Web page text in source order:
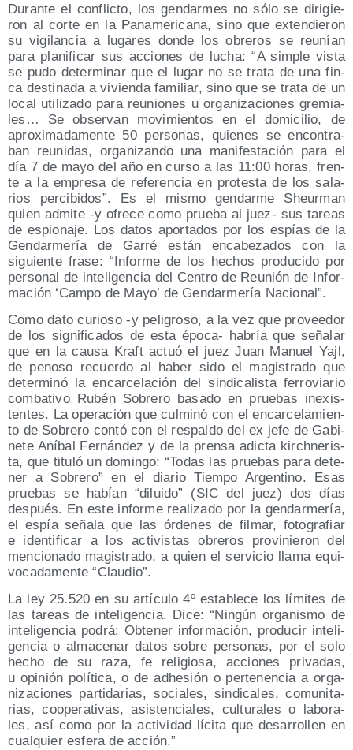
Duran­te el con­flic­to, los gen­dar­mes no sólo se diri­gie­
ron al cor­te en la Pan­ame­ri­ca­na, sino que exten­die­ron
su vigi­lan­cia a luga­res don­de los obre­ros se reu­nían
para pla­ni­fi­car sus accio­nes de lucha: “A sim­ple vis­ta
se pudo deter­mi­nar que el lugar no se tra­ta de una fin­
ca des­ti­na­da a vivien­da fami­liar, sino que se tra­ta de un
local uti­li­za­do para reunio­nes u orga­ni­za­cio­nes gre­mia­
les… Se obser­van movi­mien­tos en el domi­ci­lio, de
apro­xi­ma­da­men­te 50 per­so­nas, quie­nes se encon­tra­
ban reu­ni­das, orga­ni­zan­do una mani­fes­ta­ción para el
día 7 de mayo del año en cur­so a las 11:00 horas, fren­
te a la empre­sa de refe­ren­cia en pro­tes­ta de los sala­
rios per­ci­bi­dos”. Es el mis­mo gen­dar­me Sheur­man
quien admi­te ‑y ofre­ce como prue­ba al juez- sus tareas
de espio­na­je. Los datos apor­ta­dos por los espías de la
Gen­dar­me­ría de Garré están enca­be­za­dos con la
siguien­te fra­se: “Infor­me de los hechos pro­du­ci­do por
per­so­nal de inte­li­gen­cia del Cen­tro de Reu­nión de Infor­
ma­ción ‘Cam­po de Mayo’ de Gen­dar­me­ría Nacional”.
Como dato curio­so ‑y peli­gro­so, a la vez que pro­vee­dor
de los sig­ni­fi­ca­dos de esta épo­ca- habría que seña­lar
que en la cau­sa Kraft actuó el juez Juan Manuel Yajl,
de peno­so recuer­do al haber sido el magis­tra­do que
deter­mi­nó la encar­ce­la­ción del sin­di­ca­lis­ta ferro­via­rio
com­ba­ti­vo Rubén Sobre­ro basa­do en prue­bas inexis­
ten­tes. La ope­ra­ción que cul­mi­nó con el encar­ce­la­mien­
to de Sobre­ro con­tó con el res­pal­do del ex jefe de Gabi­
ne­te Aní­bal Fer­nán­dez y de la pren­sa adic­ta kirch­ne­ris­
ta, que titu­ló un domin­go: “Todas las prue­bas para dete­
ner a Sobre­ro” en el dia­rio Tiem­po Argen­tino. Esas
prue­bas se habían “dilui­do” (SIC del juez) dos días
des­pués. En este infor­me rea­li­za­do por la gen­dar­me­ría,
el espía seña­la que las órde­nes de fil­mar, foto­gra­fiar
e iden­ti­fi­car a los acti­vis­tas obre­ros pro­vi­nie­ron del
men­cio­na­do magis­tra­do, a quien el ser­vi­cio lla­ma equi­
vo­ca­da­men­te “Clau­dio”.
La ley 25.520 en su artícu­lo 4º esta­ble­ce los lími­tes de
las tareas de inte­li­gen­cia. Dice: “Nin­gún orga­nis­mo de
inte­li­gen­cia podrá: Obte­ner infor­ma­ción, pro­du­cir inte­li­
gen­cia o alma­ce­nar datos sobre per­so­nas, por el solo
hecho de su raza, fe reli­gio­sa, accio­nes pri­va­das,
u opi­nión polí­ti­ca, o de adhe­sión o per­te­nen­cia a orga­
ni­za­cio­nes par­ti­da­rias, socia­les, sin­di­ca­les, comu­ni­ta­
rias, coope­ra­ti­vas, asis­ten­cia­les, cul­tu­ra­les o labo­ra­
les, así como por la acti­vi­dad líci­ta que desa­rro­llen en
cual­quier esfe­ra de acción.”